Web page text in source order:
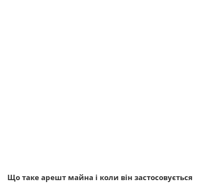
Що таке арешт майна і коли він застосовується